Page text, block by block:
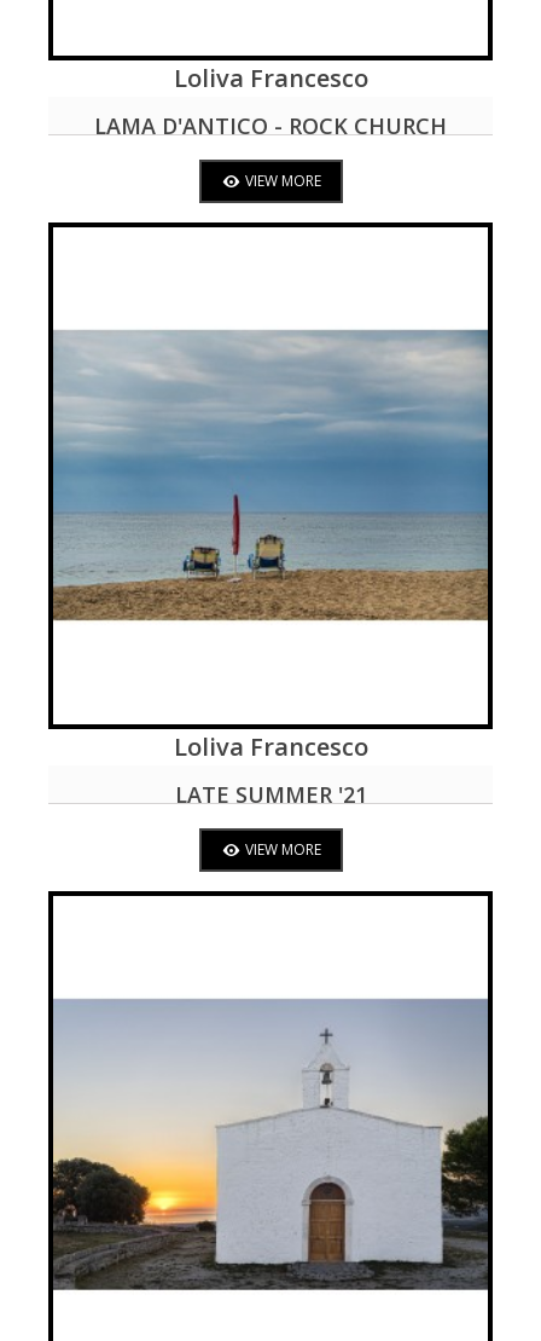
VIEW MORE
Loliva Francesco
LAMA D'ANTICO - ROCK CHURCH
VIEW MORE
VIEW MORE
Loliva Francesco
LATE SUMMER '21
VIEW MORE